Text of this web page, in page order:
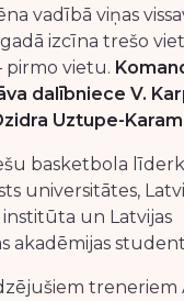
vadībā viņas
gadā izcīna trešo
pirmo vietu.
dalībniece V.
Uztupe-
basketbola
universitātes,
un Latvijas
akadēmijas
treneriem